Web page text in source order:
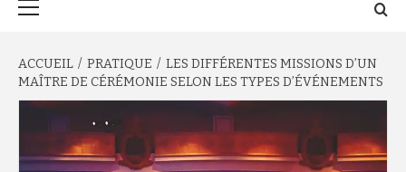
ACCUEIL PRATIQUE
LES DIFFÉRENTES MISSIONS D’UN
MAÎTRE DE CÉRÉMONIE SELON LES TYPES D’ÉVÉNEMENTS